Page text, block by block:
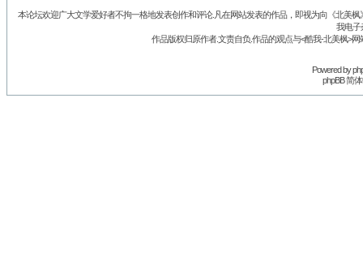
本论坛欢迎广大文学爱好者不拘一格地发表创作和评论.凡在网站发表的作品，即视为向《北美
我电子
作品版权归原作者.文责自负.作品的观点与<酷我-北美枫>
Powered by
phpBB 简